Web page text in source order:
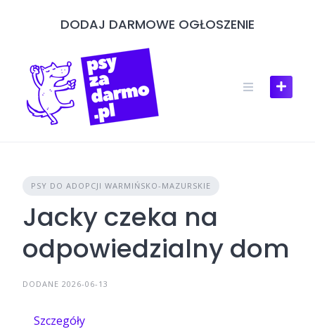
DODAJ DARMOWE OGŁOSZENIE
PSY DO ADOPCJI WARMIŃSKO-MAZURSKIE
Jacky czeka na
odpowiedzialny dom
DODANE 2026-06-13
Szczegóły